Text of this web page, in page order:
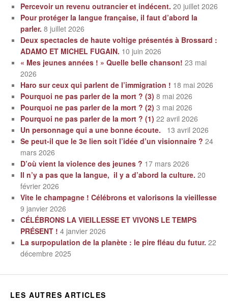
Percevoir un revenu outrancier et indécent. 20 juillet 2026
Pour protéger la langue française, il faut d’abord la
parler. 8 juillet 2026
Deux spectacles de haute voltige présentés à Brossard :
ADAMO ET MICHEL FUGAIN. 10 juin 2026
« Mes jeunes années ! » Quelle belle chanson! 23 mai
2026
Haro sur ceux qui parlent de l’immigration ! 18 mai 2026
Pourquoi ne pas parler de la mort ? (3) 8 mai 2026
Pourquoi ne pas parler de la mort ? (2) 3 mai 2026
Pourquoi ne pas parler de la mort ? (1) 22 avril 2026
Un personnage qui a une bonne écoute.
13 avril 2026
Se peut-il que le 3e lien soit l’idée d’un visionnaire ? 24
mars 2026
D’où vient la violence des jeunes ? 17 mars 2026
Il n’y a pas que la langue, il y a d’abord la culture. 20
février 2026
Vite le champagne ! Célébrons et valorisons la vieillesse
9 janvier 2026
CÉLÉBRONS LA VIEILLESSE ET VIVONS LE TEMPS
PRÉSENT ! 4 janvier 2026
La surpopulation de la planète : le pire fléau du futur. 22
décembre 2025
LES AUTRES ARTICLES